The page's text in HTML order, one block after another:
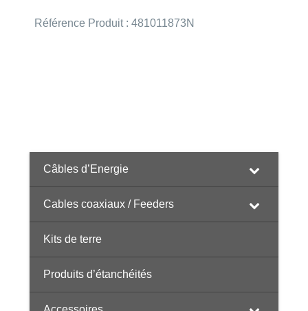
Référence Produit : 481011873N
Câbles d’Energie
Cables coaxiaux / Feeders
Kits de terre
Produits d’étanchéités